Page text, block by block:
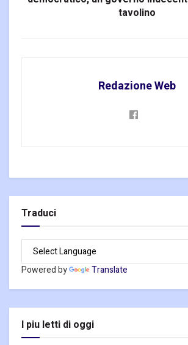
tavolino
Redazione Web
Traduci
Powered by Translate
I piu letti di oggi